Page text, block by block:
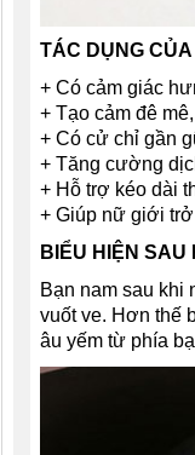
TÁC DỤNG
+ Có cảm giác
+ Tạo cảm đê
+ Có cử chỉ gần
+ Tăng cường
+ Hỗ trợ kéo dài
+ Giúp nữ giới
BIỂU HIỆN SAU
Bạn nam sau khi
vuốt ve. Hơn thế
âu yếm từ phía